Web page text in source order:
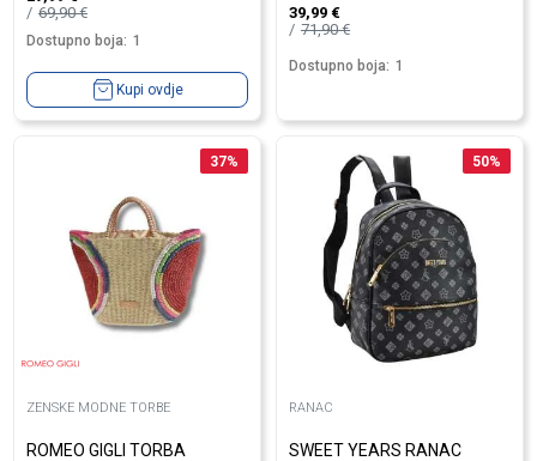
69,90€
Dostupno boja: 1
Kupi ovdje
39,99 €
71,90€
Dostupno boja: 1
37%
ZENSKE MODNE TORBE
ROMEO GIGLI TORBA
50%
RANAC
SWEET YEARS RANAC